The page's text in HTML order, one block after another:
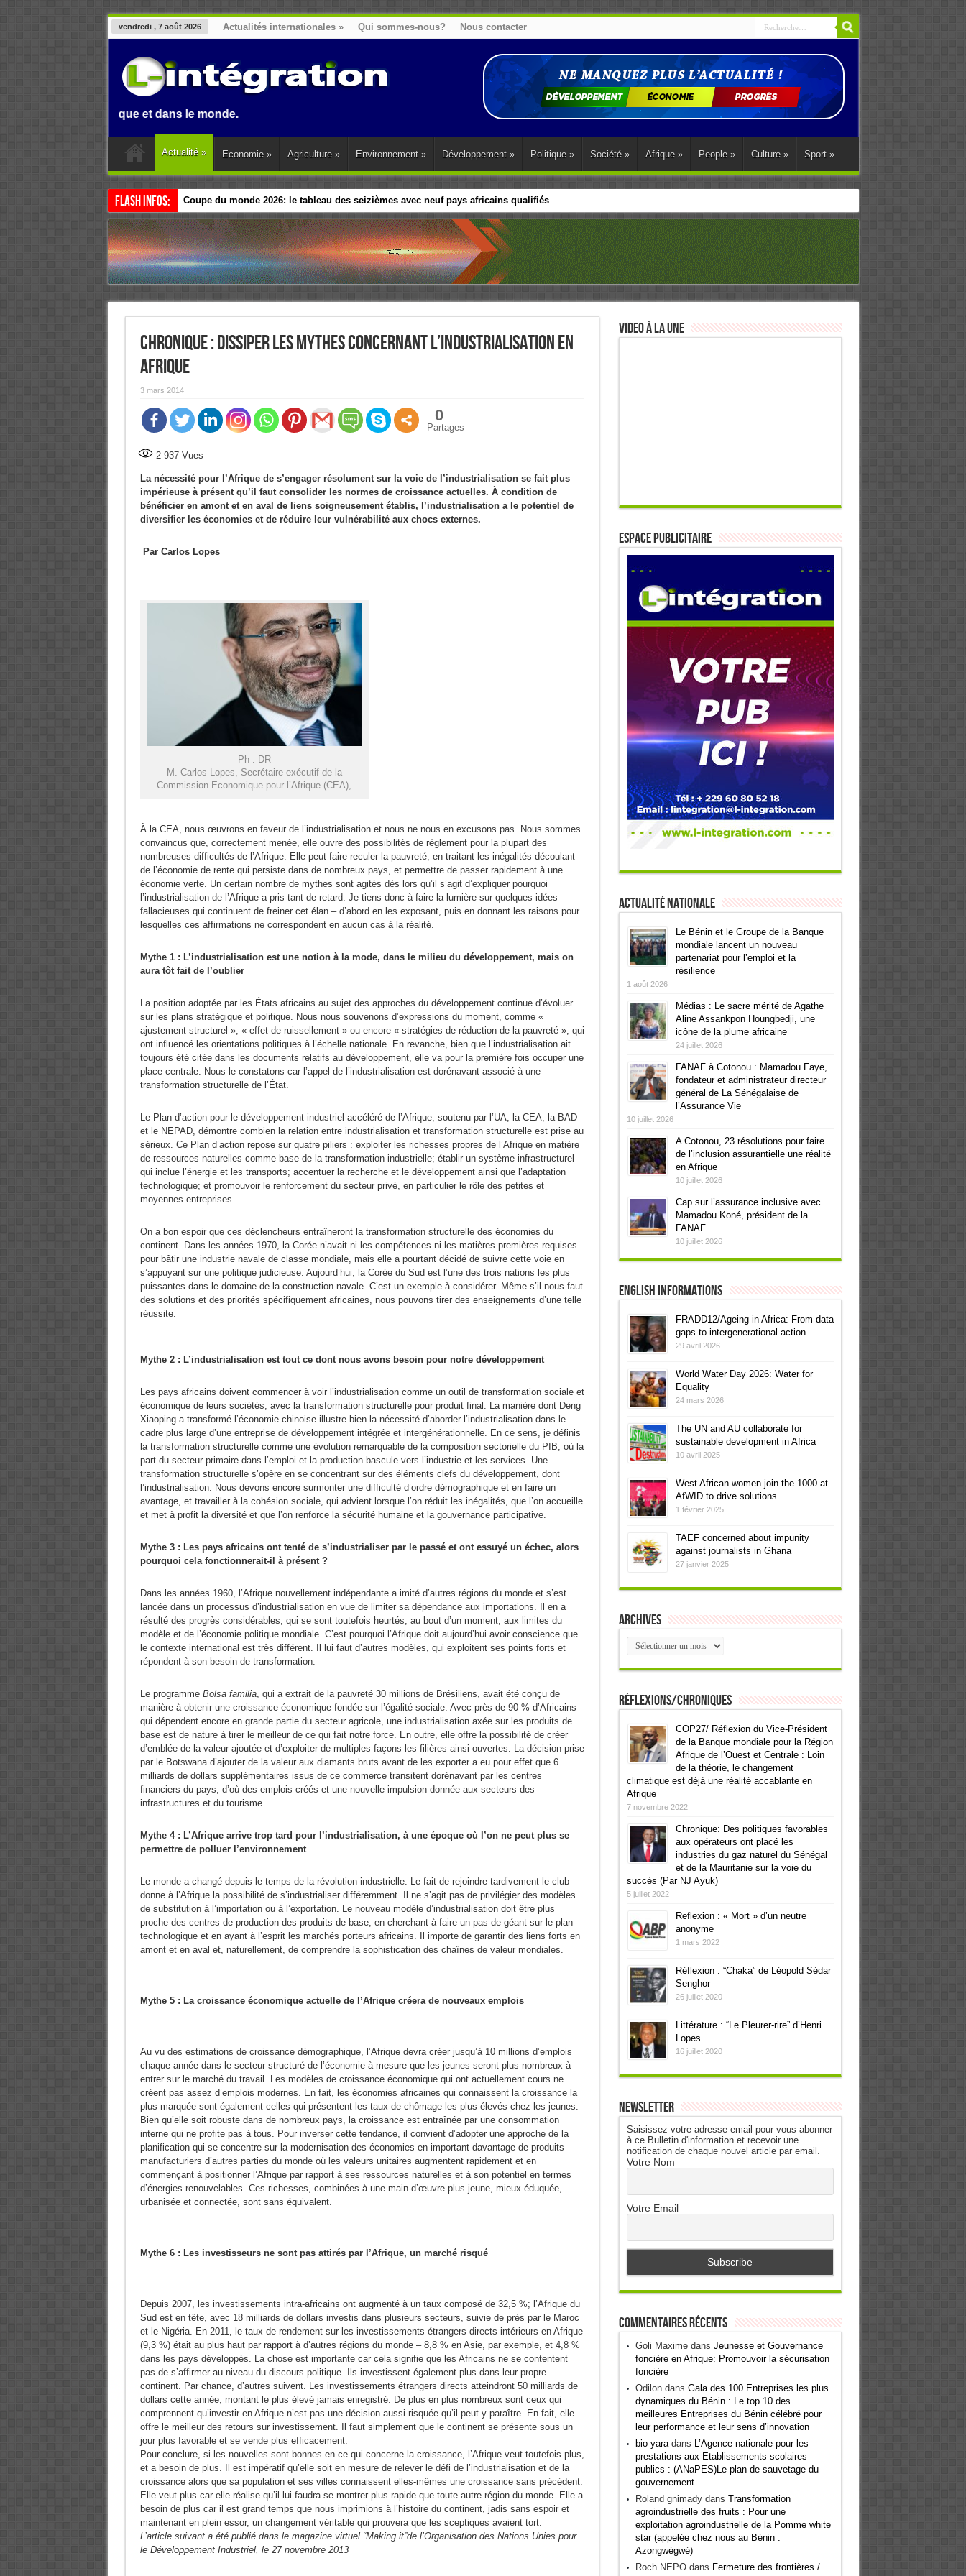
vendredi , 7 août 2026 Actualités internationales » Qui sommes-nous? Nous contacter
en Afrique et dans le monde.
Actualité » Economie » Agriculture » Environnement » Développement » Politique » Société » Afrique » People » Culture » Sport »
Flash Infos: Coupe du monde 2026: le tableau des seizièmes avec neuf pays africains qualifiés
Esclavage: à Accra, l’Afrique et sa diaspora tentent de parler d’une seule voix sur la question des réparations
Chronique : Dissiper les mythes concernant l’industrialisation en
Afrique
3 mars 2014
0
Partages
2 937Vues
La nécessité pour l’Afrique de s’engager résolument sur la voie de l’industrialisation se fait plus
impérieuse à présent qu’il faut consolider les normes de croissance actuelles. À condition de
bénéficier en amont et en aval de liens soigneusement établis, l’industrialisation a le potentiel de
diversifier les économies et de réduire leur vulnérabilité aux chocs externes.
Par Carlos Lopes
Ph : DR
M. Carlos Lopes, Secrétaire exécutif de la
Commission Economique pour l’Afrique (CEA),
À la CEA, nous œuvrons en faveur de l’industrialisation et nous ne nous en excusons pas. Nous sommes
convaincus que, correctement menée, elle ouvre des possibilités de règlement pour la plupart des
nombreuses difficultés de l’Afrique. Elle peut faire reculer la pauvreté, en traitant les inégalités découlant
de l’économie de rente qui persiste dans de nombreux pays, et permettre de passer rapidement à une
économie verte. Un certain nombre de mythes sont agités dès lors qu’il s’agit d’expliquer pourquoi
l’industrialisation de l’Afrique a pris tant de retard. Je tiens donc à faire la lumière sur quelques idées
fallacieuses qui continuent de freiner cet élan – d’abord en les exposant, puis en donnant les raisons pour
lesquelles ces affirmations ne correspondent en aucun cas à la réalité.
Mythe 1 : L’industrialisation est une notion à la mode, dans le milieu du développement, mais on
aura tôt fait de l’oublier
La position adoptée par les États africains au sujet des approches du développement continue d’évoluer
sur les plans stratégique et politique. Nous nous souvenons d’expressions du moment, comme «
ajustement structurel », « effet de ruissellement » ou encore « stratégies de réduction de la pauvreté », qui
ont influencé les orientations politiques à l’échelle nationale. En revanche, bien que l’industrialisation ait
toujours été citée dans les documents relatifs au développement, elle va pour la première fois occuper une
place centrale. Nous le constatons car l’appel de l’industrialisation est dorénavant associé à une
transformation structurelle de l’État.
Le Plan d’action pour le développement industriel accéléré de l’Afrique, soutenu par l’UA, la CEA, la BAD
et le NEPAD, démontre combien la relation entre industrialisation et transformation structurelle est prise au
sérieux. Ce Plan d’action repose sur quatre piliers : exploiter les richesses propres de l’Afrique en matière
de ressources naturelles comme base de la transformation industrielle; établir un système infrastructurel
qui inclue l’énergie et les transports; accentuer la recherche et le développement ainsi que l’adaptation
technologique; et promouvoir le renforcement du secteur privé, en particulier le rôle des petites et
moyennes entreprises.
On a bon espoir que ces déclencheurs entraîneront la transformation structurelle des économies du
continent. Dans les années 1970, la Corée n’avait ni les compétences ni les matières premières requises
pour bâtir une industrie navale de classe mondiale, mais elle a pourtant décidé de suivre cette voie en
s’appuyant sur une politique judicieuse. Aujourd’hui, la Corée du Sud est l’une des trois nations les plus
puissantes dans le domaine de la construction navale. C’est un exemple à considérer. Même s’il nous faut
des solutions et des priorités spécifiquement africaines, nous pouvons tirer des enseignements d’une telle
réussite.
Mythe 2 : L’industrialisation est tout ce dont nous avons besoin pour notre développement
Les pays africains doivent commencer à voir l’industrialisation comme un outil de transformation sociale et
économique de leurs sociétés, avec la transformation structurelle pour produit final. La manière dont Deng
Xiaoping a transformé l’économie chinoise illustre bien la nécessité d’aborder l’industrialisation dans le
cadre plus large d’une entreprise de développement intégrée et intergénérationnelle. En ce sens, je définis
la transformation structurelle comme une évolution remarquable de la composition sectorielle du PIB, où la
part du secteur primaire dans l’emploi et la production bascule vers l’industrie et les services. Une
transformation structurelle s’opère en se concentrant sur des éléments clefs du développement, dont
l’industrialisation. Nous devons encore surmonter une difficulté d’ordre démographique et en faire un
avantage, et travailler à la cohésion sociale, qui advient lorsque l’on réduit les inégalités, que l’on accueille
et met à profit la diversité et que l’on renforce la sécurité humaine et la gouvernance participative.
Mythe 3 : Les pays africains ont tenté de s’industrialiser par le passé et ont essuyé un échec, alors
pourquoi cela fonctionnerait-il à présent ?
Dans les années 1960, l’Afrique nouvellement indépendante a imité d’autres régions du monde et s’est
lancée dans un processus d’industrialisation en vue de limiter sa dépendance aux importations. Il en a
résulté des progrès considérables, qui se sont toutefois heurtés, au bout d’un moment, aux limites du
modèle et de l’économie politique mondiale. C’est pourquoi l’Afrique doit aujourd’hui avoir conscience que
le contexte international est très différent. Il lui faut d’autres modèles, qui exploitent ses points forts et
répondent à son besoin de transformation.
Le programme Bolsa familia, qui a extrait de la pauvreté 30 millions de Brésiliens, avait été conçu de
manière à obtenir une croissance économique fondée sur l’égalité sociale. Avec près de 90 % d’Africains
qui dépendent encore en grande partie du secteur agricole, une industrialisation axée sur les produits de
base est de nature à tirer le meilleur de ce qui fait notre force. En outre, elle offre la possibilité de créer
d’emblée de la valeur ajoutée et d’exploiter de multiples façons les filières ainsi ouvertes. La décision prise
par le Botswana d’ajouter de la valeur aux diamants bruts avant de les exporter a eu pour effet que 6
milliards de dollars supplémentaires issus de ce commerce transitent dorénavant par les centres
financiers du pays, d’où des emplois créés et une nouvelle impulsion donnée aux secteurs des
infrastructures et du tourisme.
Mythe 4 : L’Afrique arrive trop tard pour l’industrialisation, à une époque où l’on ne peut plus se
permettre de polluer l’environnement
Le monde a changé depuis le temps de la révolution industrielle. Le fait de rejoindre tardivement le club
donne à l’Afrique la possibilité de s’industrialiser différemment. Il ne s’agit pas de privilégier des modèles
de substitution à l’importation ou à l’exportation. Le nouveau modèle d’industrialisation doit être plus
proche des centres de production des produits de base, en cherchant à faire un pas de géant sur le plan
technologique et en ayant à l’esprit les marchés porteurs africains. Il importe de garantir des liens forts en
amont et en aval et, naturellement, de comprendre la sophistication des chaînes de valeur mondiales.
Mythe 5 : La croissance économique actuelle de l’Afrique créera de nouveaux emplois
Au vu des estimations de croissance démographique, l’Afrique devra créer jusqu’à 10 millions d’emplois
chaque année dans le secteur structuré de l’économie à mesure que les jeunes seront plus nombreux à
entrer sur le marché du travail. Les modèles de croissance économique qui ont actuellement cours ne
créent pas assez d’emplois modernes. En fait, les économies africaines qui connaissent la croissance la
plus marquée sont également celles qui présentent les taux de chômage les plus élevés chez les jeunes.
Bien qu’elle soit robuste dans de nombreux pays, la croissance est entraînée par une consommation
interne qui ne profite pas à tous. Pour inverser cette tendance, il convient d’adopter une approche de la
planification qui se concentre sur la modernisation des économies en important davantage de produits
manufacturiers d’autres parties du monde où les valeurs unitaires augmentent rapidement et en
commençant à positionner l’Afrique par rapport à ses ressources naturelles et à son potentiel en termes
d’énergies renouvelables. Ces richesses, combinées à une main-d’œuvre plus jeune, mieux éduquée,
urbanisée et connectée, sont sans équivalent.
Mythe 6 : Les investisseurs ne sont pas attirés par l’Afrique, un marché risqué
Depuis 2007, les investissements intra-africains ont augmenté à un taux composé de 32,5 %; l’Afrique du
Sud est en tête, avec 18 milliards de dollars investis dans plusieurs secteurs, suivie de près par le Maroc
et le Nigéria. En 2011, le taux de rendement sur les investissements étrangers directs intérieurs en Afrique
(9,3 %) était au plus haut par rapport à d’autres régions du monde – 8,8 % en Asie, par exemple, et 4,8 %
dans les pays développés. La chose est importante car cela signifie que les Africains ne se contentent
pas de s’affirmer au niveau du discours politique. Ils investissent également plus dans leur propre
continent. Par chance, d’autres suivent. Les investissements étrangers directs atteindront 50 milliards de
dollars cette année, montant le plus élevé jamais enregistré. De plus en plus nombreux sont ceux qui
comprennent qu’investir en Afrique n’est pas une décision aussi risquée qu’il peut y paraître. En fait, elle
offre le meilleur des retours sur investissement. Il faut simplement que le continent se présente sous un
jour plus favorable et se vende plus efficacement.
Pour conclure, si les nouvelles sont bonnes en ce qui concerne la croissance, l’Afrique veut toutefois plus,
et a besoin de plus. Il est impératif qu’elle soit en mesure de relever le défi de l’industrialisation et de la
croissance alors que sa population et ses villes connaissent elles-mêmes une croissance sans précédent.
Elle veut plus car elle réalise qu’il lui faudra se montrer plus rapide que toute autre région du monde. Elle a
besoin de plus car il est grand temps que nous imprimions à l’histoire du continent, jadis sans espoir et
maintenant en plein essor, un changement véritable qui prouvera que les sceptiques avaient tort.
L’article suivant a été publié dans le magazine virtuel “Making it”de l’Organisation des Nations Unies pour
le Développement Industriel, le 27 novembre 2013
Video à la Une
ESPACE PUBLICITAIRE
Actualité Nationale
Le Bénin et le Groupe de la Banque
mondiale lancent un nouveau
partenariat pour l’emploi et la
résilience
1 août 2026
Médias : Le sacre mérité de Agathe
Aline Assankpon Houngbedji, une
icône de la plume africaine
24 juillet 2026
FANAF à Cotonou : Mamadou Faye,
fondateur et administrateur directeur
général de La Sénégalaise de
l’Assurance Vie
10 juillet 2026
A Cotonou, 23 résolutions pour faire
de l’inclusion assurantielle une réalité
en Afrique
10 juillet 2026
Cap sur l’assurance inclusive avec
Mamadou Koné, président de la
FANAF
10 juillet 2026
English informations
FRADD12/Ageing in Africa: From data
gaps to intergenerational action
29 avril 2026
World Water Day 2026: Water for
Equality
24 mars 2026
The UN and AU collaborate for
sustainable development in Africa
10 avril 2025
West African women join the 1000 at
AfWID to drive solutions
1 février 2025
TAEF concerned about impunity
against journalists in Ghana
27 janvier 2025
Archives
Archives
Réflexions/Chroniques
COP27/ Réflexion du Vice-Président
de la Banque mondiale pour la Région
Afrique de l’Ouest et Centrale : Loin
de la théorie, le changement
climatique est déjà une réalité accablante en
Afrique
7 novembre 2022
Chronique: Des politiques favorables
aux opérateurs ont placé les
industries du gaz naturel du Sénégal
et de la Mauritanie sur la voie du
succès (Par NJ Ayuk)
5 juillet 2022
Reflexion : « Mort » d’un neutre
anonyme
1 mars 2022
Réflexion : “Chaka” de Léopold Sédar
Senghor
26 juillet 2020
Littérature : “Le Pleurer-rire” d’Henri
Lopes
16 juillet 2020
Newsletter
Saisissez votre adresse email pour vous abonner
à ce Bulletin d'information et recevoir une
notification de chaque nouvel article par email.
Votre Nom
Votre Email
Commentaires récents
Goli Maximedans Jeunesse et Gouvernance
foncière en Afrique: Promouvoir la sécurisation
foncière
Odilondans Gala des 100 Entreprises les plus
dynamiques du Bénin : Le top 10 des
meilleures Entreprises du Bénin célébré pour
leur performance et leur sens d’innovation
bio yaradans L’Agence nationale pour les
prestations aux Etablissements scolaires
publics : (ANaPES)Le plan de sauvetage du
gouvernement
Roland gnimadydans Transformation
agroindustrielle des fruits : Pour une
exploitation agroindustrielle de la Pomme white
star (appelée chez nous au Bénin :
Azongwégwé)
Roch NEPOdans Fermeture des frontières /